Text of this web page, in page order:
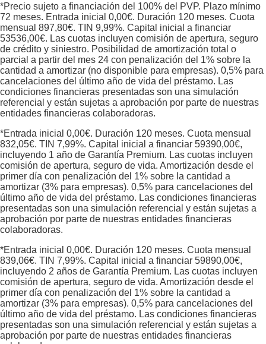
*Precio sujeto a financiación del 100% del PVP. Plazo mínimo
72 meses. Entrada inicial 0,00€. Duración 120 meses. Cuota
mensual 897,80€. TIN 9,99%. Capital inicial a financiar
53536,00€. Las cuotas incluyen comisión de apertura, seguro
de crédito y siniestro. Posibilidad de amortización total o
parcial a partir del mes 24 con penalización del 1% sobre la
cantidad a amortizar (no disponible para empresas). 0,5% para
cancelaciones del último año de vida del préstamo. Las
condiciones financieras presentadas son una simulación
referencial y están sujetas a aprobación por parte de nuestras
entidades financieras colaboradoras.
*Entrada inicial 0,00€. Duración 120 meses. Cuota mensual
832,05€. TIN 7,99%. Capital inicial a financiar 59390,00€,
incluyendo 1 año de Garantía Premium. Las cuotas incluyen
comisión de apertura, seguro de vida. Amortización desde el
primer día con penalización del 1% sobre la cantidad a
amortizar (3% para empresas). 0,5% para cancelaciones del
último año de vida del préstamo. Las condiciones financieras
presentadas son una simulación referencial y están sujetas a
aprobación por parte de nuestras entidades financieras
colaboradoras.
*Entrada inicial 0,00€. Duración 120 meses. Cuota mensual
839,06€. TIN 7,99%. Capital inicial a financiar 59890,00€,
incluyendo 2 años de Garantía Premium. Las cuotas incluyen
comisión de apertura, seguro de vida. Amortización desde el
primer día con penalización del 1% sobre la cantidad a
amortizar (3% para empresas). 0,5% para cancelaciones del
último año de vida del préstamo. Las condiciones financieras
presentadas son una simulación referencial y están sujetas a
aprobación por parte de nuestras entidades financieras